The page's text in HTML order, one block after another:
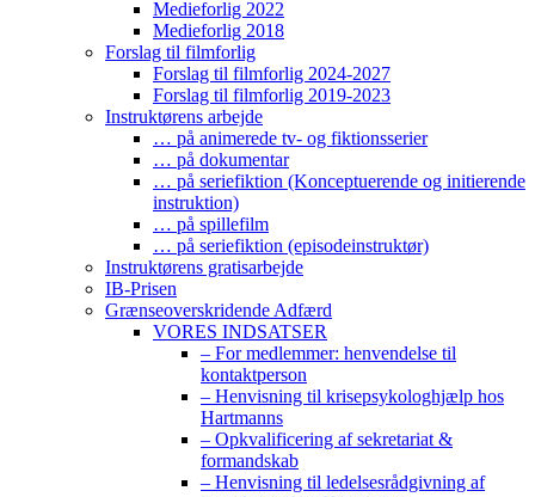
Medieforlig 2022
Medieforlig 2018
Forslag til filmforlig
Forslag til filmforlig 2024-2027
Forslag til filmforlig 2019-2023
Instruktørens arbejde
… på animerede tv- og fiktionsserier
… på dokumentar
… på seriefiktion (Konceptuerende og initierende
instruktion)
… på spillefilm
… på seriefiktion (episodeinstruktør)
Instruktørens gratisarbejde
IB-Prisen
Grænseoverskridende Adfærd
VORES INDSATSER
– For medlemmer: henvendelse til
kontaktperson
– Henvisning til krisepsykologhjælp hos
Hartmanns
– Opkvalificering af sekretariat &
formandskab
– Henvisning til ledelsesrådgivning af